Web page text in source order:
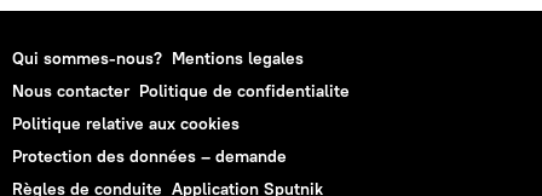
Qui sommes-nous? Mentions legales
Nous contacter Politique de confidentialite
Politique relative aux cookies
Protection des données – demande
Règles de conduite Application Sputnik